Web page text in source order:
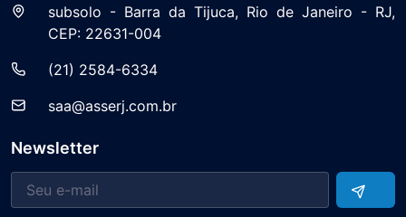
subsolo - Barra da Tijuca, Rio de Janeiro - RJ,
CEP: 22631-004
(21) 2584-6334
saa@asserj.com.br
Newsletter